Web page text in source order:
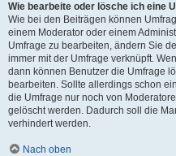
Wie bearbeite oder lösche ich eine
Wie bei den Beiträgen können
einem Moderator oder einem
Umfrage zu bearbeiten, ändern Sie
immer mit der Umfrage verknüpft.
dann können Benutzer die Umfrage
bearbeiten. Sollte allerdings schon
die Umfrage nur noch von
gelöscht werden. Dadurch soll die
verhindert werden.
Nach oben